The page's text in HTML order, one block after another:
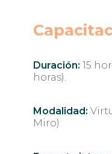
Duración: 15
horas).
Modalidad:
Miro)